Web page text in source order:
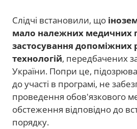
Слідчі встановили, що
мало належних медичних
застосування допоміжних
технологій, передбачених
України. Попри це,
до участі в програмі, не
проведення обов'язкового
обстеження відповідно до
порядку.